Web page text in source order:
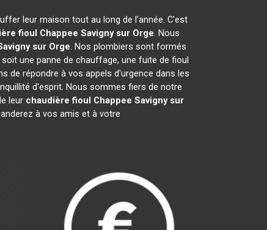
leur maison tout au long de l'année. C'est
fioul Chappee Savigny sur Orge. Nous
sur Orge. Nos plombiers sont formés
soit une panne de chauffage, une fuite de fioul
de répondre à vos appels d'urgence dans les
d'esprit. Nous sommes fiers de notre
leur chaudière fioul Chappee Savigny sur
à vos amis et à votre